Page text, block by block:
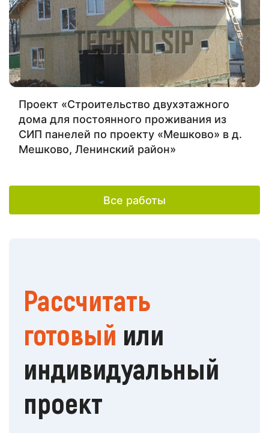
Проект «Строительство двухэтажного
дома для постоянного проживания из
СИП панелей по проекту «Мешково» в д.
Мешково, Ленинский район»
Все работы
Рассчитать
готовый или
индивидуальный
проект